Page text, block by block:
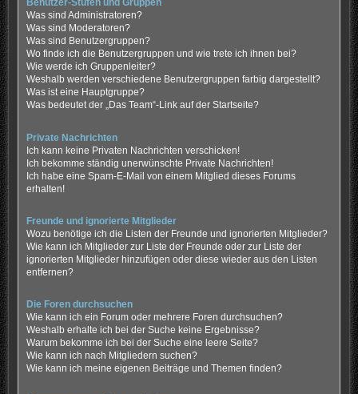
Benutzer-Stufen und Gruppen
Was sind Administratoren?
Was sind Moderatoren?
Was sind Benutzergruppen?
Wo finde ich die Benutzergruppen und wie trete ich ihnen bei?
Wie werde ich Gruppenleiter?
Weshalb werden verschiedene Benutzergruppen farbig dargestellt?
Was ist eine Hauptgruppe?
Was bedeutet der „Das Team“-Link auf der Startseite?
Private Nachrichten
Ich kann keine Privaten Nachrichten verschicken!
Ich bekomme ständig unerwünschte Private Nachrichten!
Ich habe eine Spam-E-Mail von einem Mitglied dieses Forums
erhalten!
Freunde und ignorierte Mitglieder
Wozu benötige ich die Listen der Freunde und ignorierten Mitglieder?
Wie kann ich Mitglieder zur Liste der Freunde oder zur Liste der
ignorierten Mitglieder hinzufügen oder diese wieder aus den Listen
entfernen?
Die Foren durchsuchen
Wie kann ich ein Forum oder mehrere Foren durchsuchen?
Weshalb erhalte ich bei der Suche keine Ergebnisse?
Warum bekomme ich bei der Suche eine leere Seite?
Wie kann ich nach Mitgliedern suchen?
Wie kann ich meine eigenen Beiträge und Themen finden?